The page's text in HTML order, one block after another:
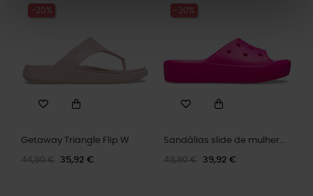
-20%
Getaway Triangle Flip W
44,90 € 35,92 €
-20%
Sandálias slide de mulher...
49,90 € 39,92 €